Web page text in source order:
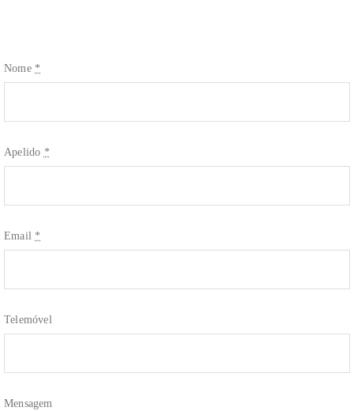
Nome *
Apelido *
Email *
Telemóvel
Mensagem